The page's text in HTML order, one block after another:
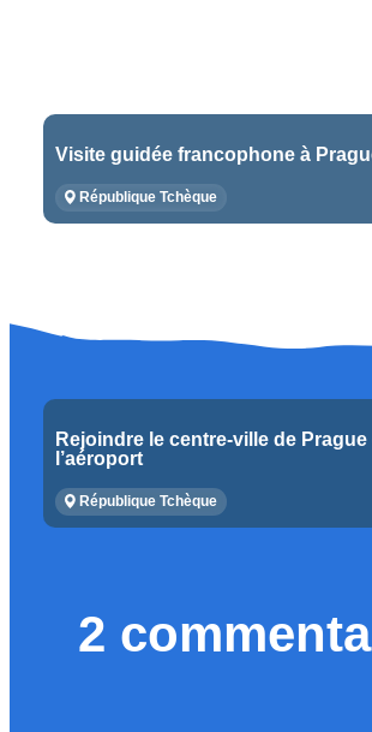
Visite guidée francophone à
République Tchèque
Rejoindre le centre-ville de
l’aéroport
République Tchèque
2